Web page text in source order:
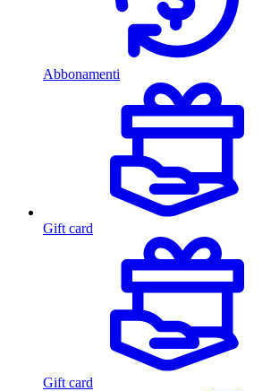
Abbonamenti
Gift card
Gift card